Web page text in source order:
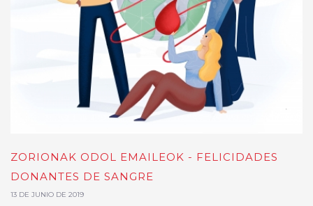
ZORIONAK ODOL EMAILEOK - FELICIDADES
DONANTES DE SANGRE
13 DE JUNIO DE 2019